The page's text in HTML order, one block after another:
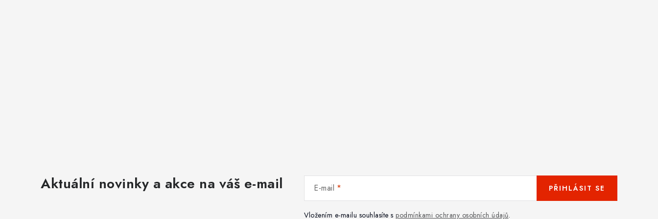
Aktuální novinky a akce na váš e-mail E-mail
Vložením e-mailu souhlasíte s podmínkami ochrany osobních údajů.
PŘIHLÁSIT SE